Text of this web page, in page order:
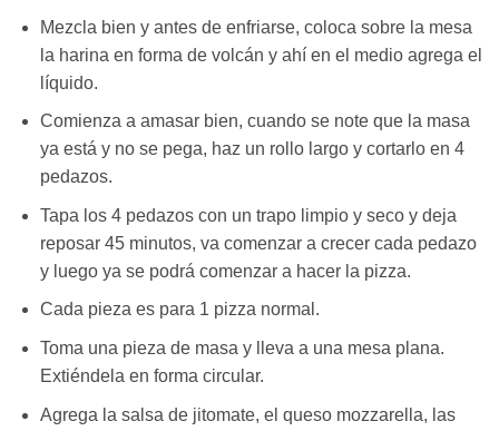
Mezcla bien y antes de enfriarse, coloca sobre la mesa
la harina en forma de volcán y ahí en el medio agrega el
líquido.
Comienza a amasar bien, cuando se note que la masa
ya está y no se pega, haz un rollo largo y cortarlo en 4
pedazos.
Tapa los 4 pedazos con un trapo limpio y seco y deja
reposar 45 minutos, va comenzar a crecer cada pedazo
y luego ya se podrá comenzar a hacer la pizza.
Cada pieza es para 1 pizza normal.
Toma una pieza de masa y lleva a una mesa plana.
Extiéndela en forma circular.
Agrega la salsa de jitomate, el queso mozzarella, las